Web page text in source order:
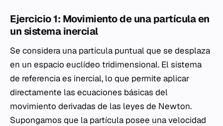
Ejercicio 1: Movimiento de una partícula en
un sistema inercial
Se considera una partícula puntual que se desplaza
en un espacio euclídeo tridimensional. El sistema
de referencia es inercial, lo que permite aplicar
directamente las ecuaciones básicas del
movimiento derivadas de las leyes de Newton.
Supongamos que la partícula posee una velocidad